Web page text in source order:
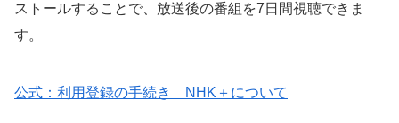
ストールすることで、放送後の番組を7日間視聴できま
す。
公式：利用登録の手続き NHK＋について